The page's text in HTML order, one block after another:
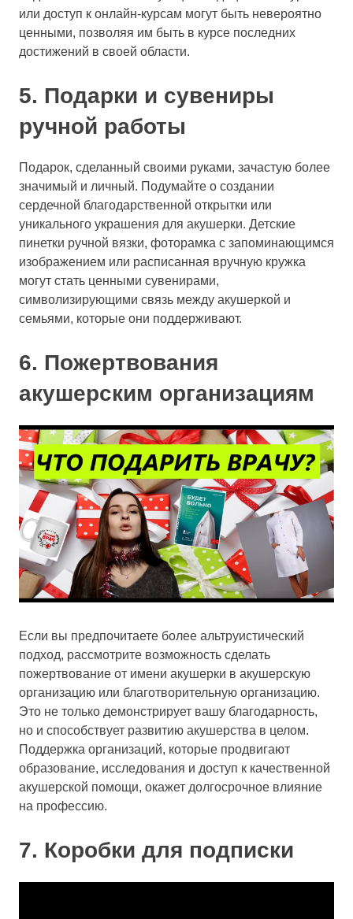
или доступ к онлайн-курсам могут быть невероятно
ценными, позволяя им быть в курсе последних
достижений в своей области.
5. Подарки и сувениры
ручной работы
Подарок, сделанный своими руками, зачастую более
значимый и личный. Подумайте о создании
сердечной благодарственной открытки или
уникального украшения для акушерки. Детские
пинетки ручной вязки, фоторамка с запоминающимся
изображением или расписанная вручную кружка
могут стать ценными сувенирами,
символизирующими связь между акушеркой и
семьями, которые они поддерживают.
6. Пожертвования
акушерским организациям
Если вы предпочитаете более альтруистический
подход, рассмотрите возможность сделать
пожертвование от имени акушерки в акушерскую
организацию или благотворительную организацию.
Это не только демонстрирует вашу благодарность,
но и способствует развитию акушерства в целом.
Поддержка организаций, которые продвигают
образование, исследования и доступ к качественной
акушерской помощи, окажет долгосрочное влияние
на профессию.
7. Коробки для подписки